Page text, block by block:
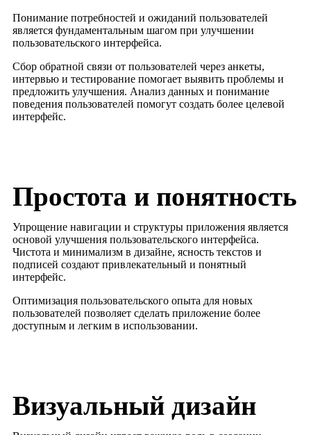
Понимание потребностей и ожиданий пользователей
является фундаментальным шагом при улучшении
пользовательского интерфейса.
Сбор обратной связи от пользователей через анкеты,
интервью и тестирование помогает выявить проблемы и
предложить улучшения. Анализ данных и понимание
поведения пользователей помогут создать более целевой
интерфейс.
Простота и понятность
Упрощение навигации и структуры приложения является
основой улучшения пользовательского интерфейса.
Чистота и минимализм в дизайне, ясность текстов и
подписей создают привлекательный и понятный
интерфейс.
Оптимизация пользовательского опыта для новых
пользователей позволяет сделать приложение более
доступным и легким в использовании.
Визуальный дизайн